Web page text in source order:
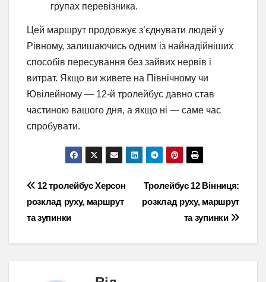
групах перевізника.
Цей маршрут продовжує з’єднувати людей у
Рівному, залишаючись одним із найнадійніших
способів пересування без зайвих нервів і
витрат. Якщо ви живете на Північному чи
Ювілейному — 12-й тролейбус давно став
частиною вашого дня, а якщо ні — саме час
спробувати.
Навігація
записів
Тролейбус 12 Вінниця:
розклад руху, маршрут
та зупинки
12 тролейбус Херсон
розклад руху, маршрут
та зупинки